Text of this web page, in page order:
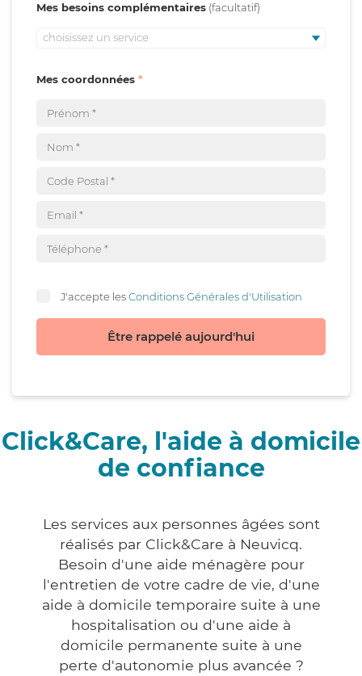
Mes besoins complémentaires
choisissez un service
Mes coordonnées
J'accepte lesConditions Générales d'Utilisation
Être rappelé aujourd'hui
Click&Care, l'aide à domicile
de confiance
Les services aux personnes âgées sont
réalisés par Click&Care à Neuvicq.
Besoin d'une aide ménagère pour
l'entretien de votre cadre de vie, d'une
aide à domicile temporaire suite à une
hospitalisation ou d'une aide à
domicile permanente suite à une
perte d'autonomie plus avancée ?